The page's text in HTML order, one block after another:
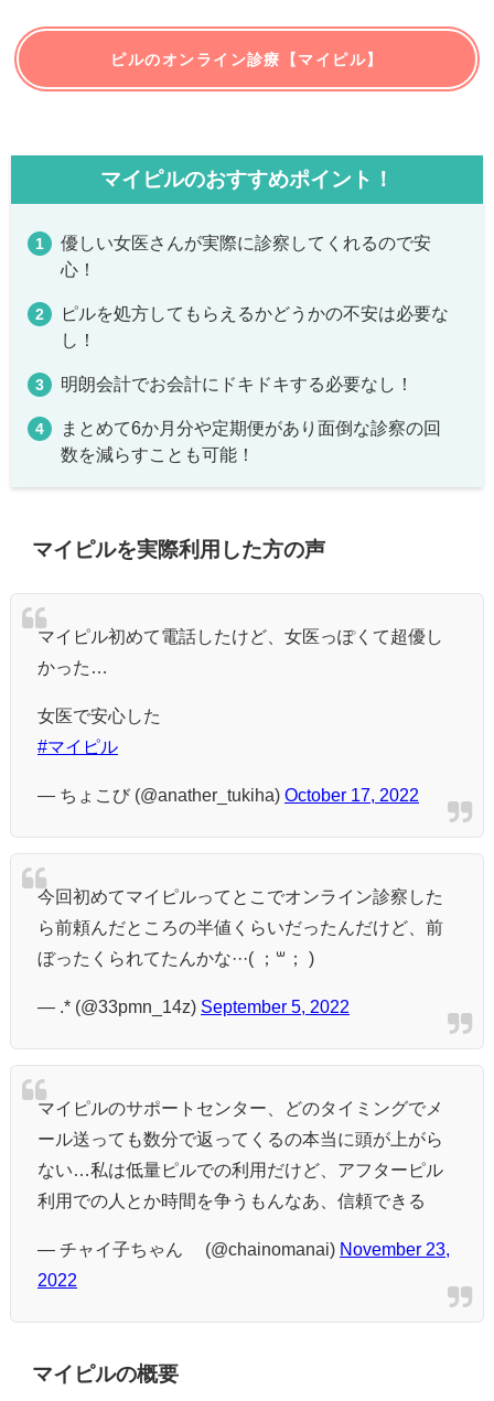
ピルのオンライン診療【マイピル】
マイピルのおすすめポイント！
優しい女医さんが実際に診察してくれるので安
心！
ピルを処方してもらえるかどうかの不安は必要な
し！
明朗会計でお会計にドキドキする必要なし！
まとめて6か月分や定期便があり面倒な診察の回
数を減らすことも可能！
マイピルを実際利用した方の声
マイピル初めて電話したけど、女医っぽくて超優し
かった…
女医で安心した
#マイピル
— ちょこび (@anather_tukiha) October 17, 2022
今回初めてマイピルってとこでオンライン診察した
ら前頼んだところの半値くらいだったんだけど、前
ぼったくられてたんかな···( ；꒳​； )
— .* (@33pmn_14z) September 5, 2022
マイピルのサポートセンター、どのタイミングでメ
ール送っても数分で返ってくるの本当に頭が上がら
ない…私は低量ピルでの利用だけど、アフターピル
利用での人とか時間を争うもんなあ、信頼できる
— チャイ子ちゃん® (@chainomanai) November 23,
2022
マイピルの概要